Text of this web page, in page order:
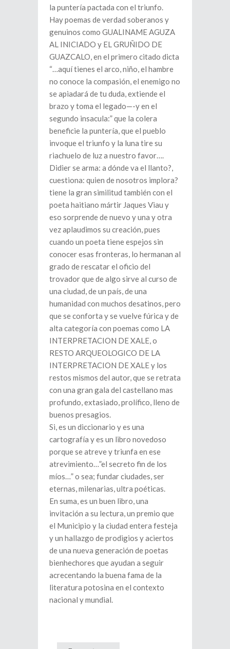
la puntería pactada con el triunfo.
Hay poemas de verdad soberanos y
genuinos como GUALINAME AGUZA
AL INICIADO y EL GRUÑIDO DE
GUAZCALO, en el primero citado dicta
“…aquí tienes el arco, niño, el hambre
no conoce la compasión, el enemigo no
se apiadará de tu duda, extiende el
brazo y toma el legado—-y en el
segundo insacula:” que la colera
beneficie la puntería, que el pueblo
invoque el triunfo y la luna tire su
riachuelo de luz a nuestro favor….
Didier se arma: a dónde va el llanto?,
cuestiona: quien de nosotros implora?
tiene la gran similitud también con el
poeta haitiano mártir Jaques Viau y
eso sorprende de nuevo y una y otra
vez aplaudimos su creación, pues
cuando un poeta tiene espejos sin
conocer esas fronteras, lo hermanan al
grado de rescatar el oficio del
trovador que de algo sirve al curso de
una ciudad, de un país, de una
humanidad con muchos desatinos, pero
que se conforta y se vuelve fúrica y de
alta categoría con poemas como LA
INTERPRETACION DE XALE, o
RESTO ARQUEOLOGICO DE LA
INTERPRETACION DE XALE y los
restos mismos del autor, que se retrata
con una gran gala del castellano mas
profundo, extasiado, prolífico, lleno de
buenos presagios.
Si, es un diccionario y es una
cartografía y es un libro novedoso
porque se atreve y triunfa en ese
atrevimiento…”el secreto fin de los
míos…” o sea; fundar ciudades, ser
eternas, milenarias, ultra poéticas.
En suma, es un buen libro, una
invitación a su lectura, un premio que
el Municipio y la ciudad entera festeja
y un hallazgo de prodigios y aciertos
de una nueva generación de poetas
bienhechores que ayudan a seguir
acrecentando la buena fama de la
literatura potosina en el contexto
nacional y mundial.